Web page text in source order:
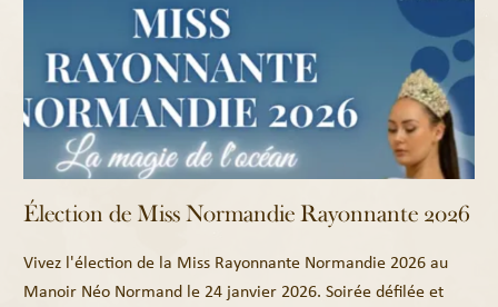
Élection de Miss Normandie Rayonnante 2026
Vivez l'élection de la Miss Rayonnante Normandie 2026 au
Manoir Néo Normand le 24 janvier 2026. Soirée défilée et